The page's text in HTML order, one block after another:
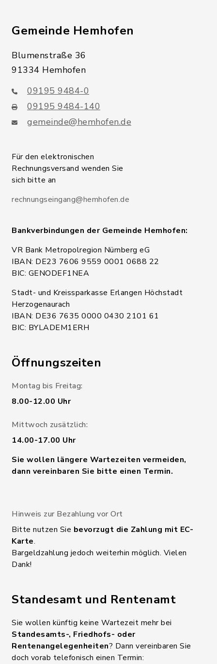
Gemeinde Hemhofen
Blumenstraße 36
91334 Hemhofen
09195 9484-0
09195 9484-140
gemeinde@hemhofen.de
Für den elektronischen
Rechnungsversand wenden Sie
sich bitte an
rechnungseingang@hemhofen.de
Bankverbindungen der Gemeinde Hemhofen:
VR Bank Metropolregion Nürnberg eG
IBAN: DE23 7606 9559 0001 0688 22
BIC: GENODEF1NEA
Stadt- und Kreissparkasse Erlangen Höchstadt
Herzogenaurach
IBAN: DE36 7635 0000 0430 2101 61
BIC: BYLADEM1ERH
Öffnungszeiten
Montag bis Freitag:
8.00-12.00 Uhr
Mittwoch zusätzlich:
14.00-17.00 Uhr
Sie wollen längere Wartezeiten vermeiden,
dann vereinbaren Sie bitte einen Termin.
Hinweis zur Bezahlung vor Ort
Bitte nutzen Sie bevorzugt die Zahlung mit EC-
Karte.
Bargeldzahlung jedoch weiterhin möglich. Vielen
Dank!
Standesamt und Rentenamt
Sie wollen künftig keine Wartezeit mehr bei
Standesamts-, Friedhofs- oder
Rentenangelegenheiten? Dann vereinbaren Sie
doch vorab telefonisch einen Termin: